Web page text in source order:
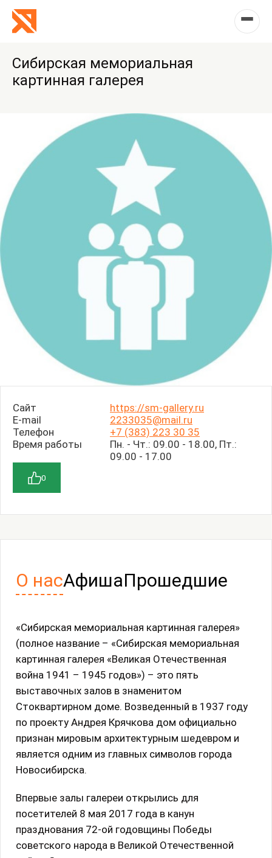
Сибирская мемориальная
картинная галерея
Сайт
https://sm-gallery.ru
E-mail
2233035@mail.ru
Телефон
+7 (383) 223 30 35
Время работы
Пн. - Чт.: 09.00 - 18.00, Пт.:
09.00 - 17.00
0
О насАфишаПрошедшие
«Сибирская мемориальная картинная галерея»
(полное название – «Сибирская мемориальная
картинная галерея «Великая Отечественная
война 1941 – 1945 годов») – это пять
выставочных залов в знаменитом
Стоквартирном доме. Возведенный в 1937 году
по проекту Андрея Крячкова дом официально
признан мировым архитектурным шедевром и
является одним из главных символов города
Новосибирска.
Впервые залы галереи открылись для
посетителей 8 мая 2017 года в канун
празднования 72-ой годовщины Победы
советского народа в Великой Отечественной